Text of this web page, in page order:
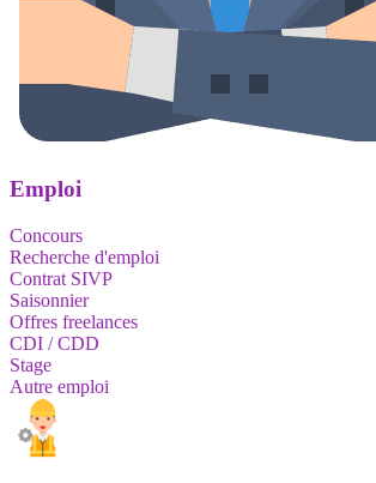
Emploi
Concours
Recherche d'emploi
Contrat SIVP
Saisonnier
Offres freelances
CDI / CDD
Stage
Autre emploi